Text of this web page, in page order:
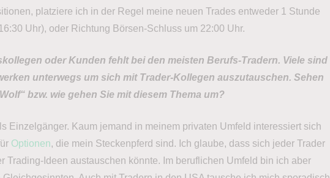
platziere ich in der Regel meine neuen Trades entweder 1 Stunde
Uhr), oder Richtung Börsen-Schluss um 22:00 Uhr.
oder Kunden fehlt bei den meisten Berufs-Tradern. Viele sind
unterwegs um sich mit Trader-Kollegen auszutauschen. Sehen
bzw. wie gehen Sie mit diesem Thema um?
Einzelgänger. Kaum jemand in meinem privaten Umfeld interessiert sich
Optionen, die mein Steckenpferd sind. Ich glaube, dass sich jeder Trader
Trading-Ideen austauschen könnte. Im beruflichen Umfeld bin ich aber